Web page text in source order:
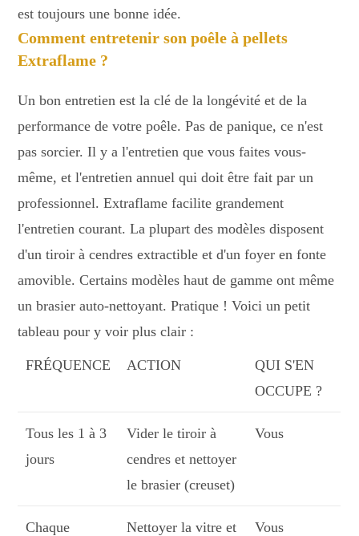
est toujours une bonne idée.
Comment entretenir son poêle à pellets
Extraflame ?
Un bon entretien est la clé de la longévité et de la
performance de votre poêle. Pas de panique, ce n'est
pas sorcier. Il y a l'entretien que vous faites vous-
même, et l'entretien annuel qui doit être fait par un
professionnel. Extraflame facilite grandement
l'entretien courant. La plupart des modèles disposent
d'un tiroir à cendres extractible et d'un foyer en fonte
amovible. Certains modèles haut de gamme ont même
un brasier auto-nettoyant. Pratique ! Voici un petit
tableau pour y voir plus clair :
FRÉQUENCE ACTION
QUI S'EN
OCCUPE ?
Tous les 1 à 3
jours
Vider le tiroir à
cendres et nettoyer
le brasier (creuset)
Vous
Chaque
Nettoyer la vitre et
Vous